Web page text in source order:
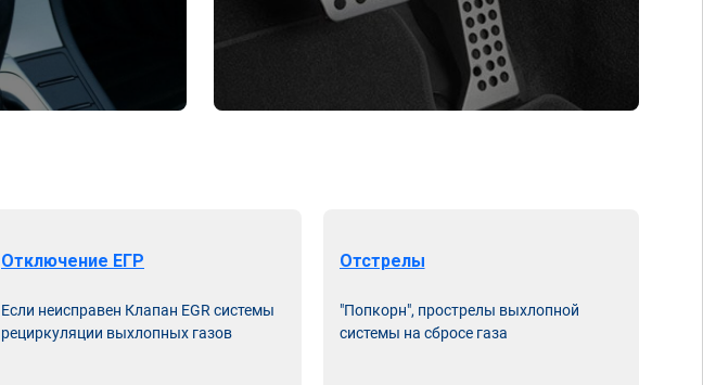
Отключение ЕГР
Если неисправен Клапан EGR системы
рециркуляции выхлопных газов
Отстрелы
"Попкорн", прострелы выхлопной
системы на сбросе газа